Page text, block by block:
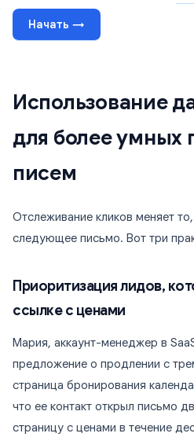
Начать →
Использование
для более
писем
Отслеживание кликов меняет
следующее письмо. Вот три
Приоритизация лидов,
ссылке с ценами
Мария, аккаунт-менеджер в
предложение о продлении с
страница бронирования
что ее контакт открыл письмо
страницу с ценами в течение